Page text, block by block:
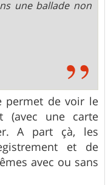
une ballade non
permet de voir le
une carte
A part çà, les
et de
avec ou sans